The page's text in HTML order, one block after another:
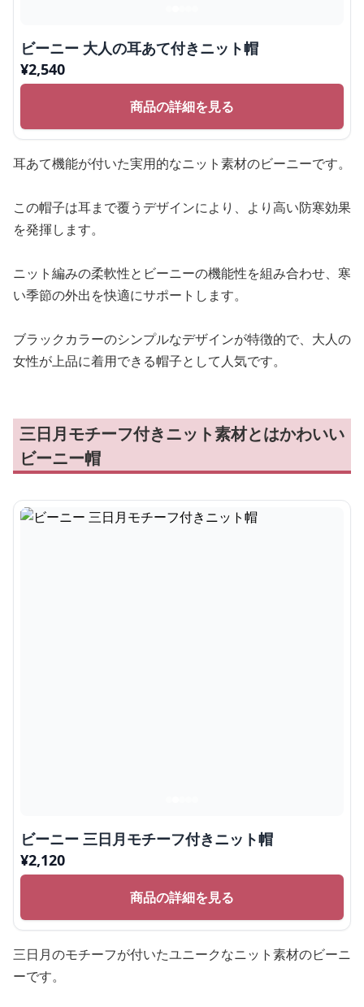
ビーニー 大人の耳あて付きニット帽
¥2,540
商品の詳細を見る
耳あて機能が付いた実用的なニット素材のビーニーです。
この帽子は耳まで覆うデザインにより、より高い防寒効果
を発揮します。
ニット編みの柔軟性とビーニーの機能性を組み合わせ、寒
い季節の外出を快適にサポートします。
ブラックカラーのシンプルなデザインが特徴的で、大人の
女性が上品に着用できる帽子として人気です。
三日月モチーフ付きニット素材とはかわいい
ビーニー帽
ビーニー 三日月モチーフ付きニット帽
¥2,120
商品の詳細を見る
三日月のモチーフが付いたユニークなニット素材のビーニ
ーです。